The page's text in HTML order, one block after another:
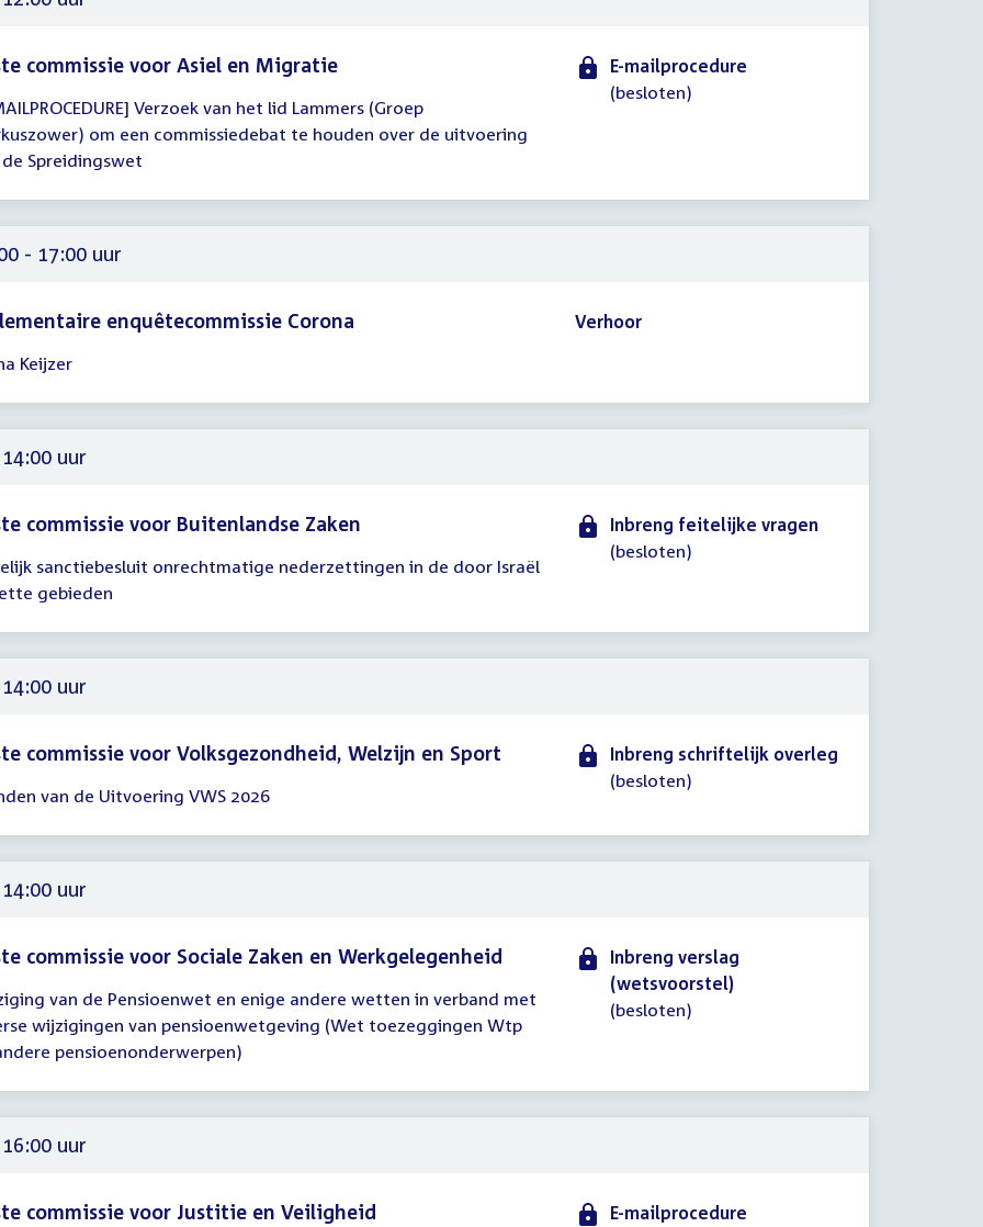
commissie voor Asiel en Migratie
Verzoek van het lid Lammers (Groep
om een commissiedebat te houden over de uitvoering
Spreidingswet
E-mailprocedure
(besloten)
- 17:00 uur
enquêtecommissie Corona
Keijzer
Verhoor
uur
commissie voor Buitenlandse Zaken
sanctiebesluit onrechtmatige nederzettingen in de door Israël
gebieden
Inbreng feitelijke vragen
(besloten)
uur
commissie voor Volksgezondheid, Welzijn en Sport
van de Uitvoering VWS 2026
Inbreng schriftelijk overleg
(besloten)
uur
commissie voor Sociale Zaken en Werkgelegenheid
van de Pensioenwet en enige andere wetten in verband met
wijzigingen van pensioenwetgeving (Wet toezeggingen Wtp
pensioenonderwerpen)
Inbreng verslag
(wetsvoorstel)
(besloten)
uur
commissie voor Justitie en Veiligheid
E-mailprocedure